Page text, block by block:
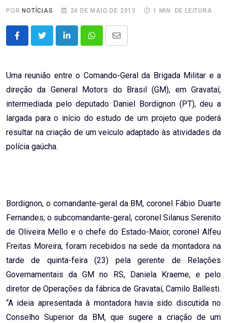
POR NOTÍCIAS 24 DE MAIO DE 2013 1 MIN. DE LEITURA
LinkedInWhatsappShare
Email
Uma reunião entre o Comando-Geral da Brigada Militar e a
direção da General Motors do Brasil (GM), em Gravataí,
intermediada pelo deputado Daniel Bordignon (PT), deu a
largada para o início do estudo de um projeto que poderá
resultar na criação de um veículo adaptado às atividades da
polícia gaúcha.
Bordignon, o comandante-geral da BM, coronel Fábio Duarte
Fernandes; o subcomandante-geral, coronel Silanus Serenito
de Oliveira Mello e o chefe do Estado-Maior, coronel Alfeu
Freitas Moreira, foram recebidos na sede da montadora na
tarde de quinta-feira (23) pela gerente de Relações
Governamentais da GM no RS, Daniela Kraeme, e pelo
diretor de Operações da fábrica de Gravataí, Camilo Ballesti.
“A ideia apresentada à montadora havia sido discutida no
Conselho Superior da BM, que sugere a criação de um